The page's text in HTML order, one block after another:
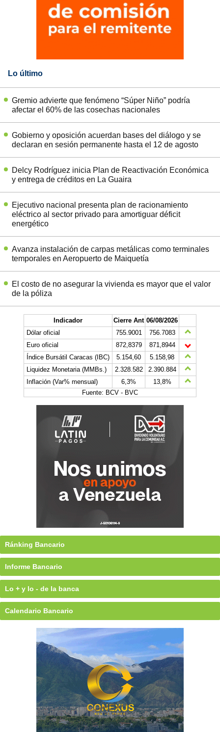
Lo último
Gremio advierte que fenómeno “Súper Niño” podría
afectar el 60% de las cosechas nacionales
Gobierno y oposición acuerdan bases del diálogo y se
declaran en sesión permanente hasta el 12 de agosto
Delcy Rodríguez inicia Plan de Reactivación Económica
y entrega de créditos en La Guaira
Ejecutivo nacional presenta plan de racionamiento
eléctrico al sector privado para amortiguar déficit
energético
Avanza instalación de carpas metálicas como terminales
temporales en Aeropuerto de Maiquetía
El costo de no asegurar la vivienda es mayor que el valor
de la póliza
Indicador Cierre Ant 06/08/2026
Dólar oficial
755.9001
756.7083
Euro oficial
872,8379
871,8944
Índice Bursátil Caracas (IBC)
5.154,60
5.158,98
Liquidez Monetaria (MMBs.)
2.328.582
2.390.884
Inflación (Var% mensual)
6,3%
13,8%
Fuente: BCV - BVC
Ránking Bancario
Informe Bancario
Lo + y lo - de la banca
Calendario Bancario